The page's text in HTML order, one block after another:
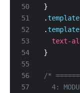
50
51
53
54
55
56
57
.
.
text-